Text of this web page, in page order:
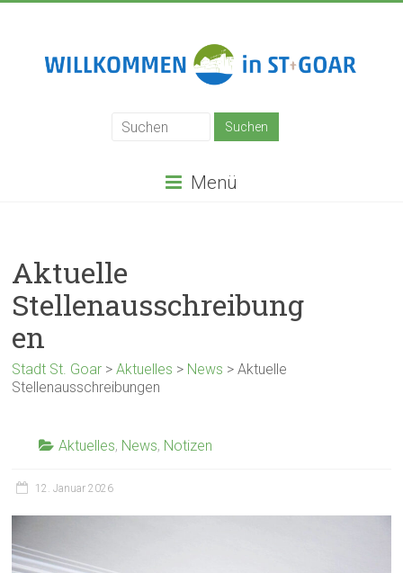
Menü
Aktuelle
Stellenausschreibung
en
Stadt St. Goar >Aktuelles > News >Aktuelle
Stellenausschreibungen
Aktuelles, News, Notizen
12. Januar 2026